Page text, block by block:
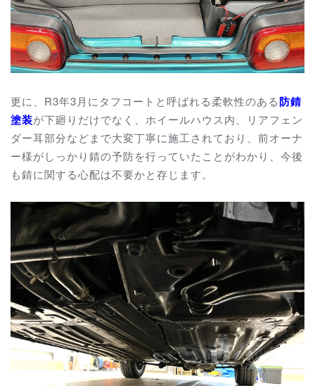
更に、R3年3月にタフコートと呼ばれる柔軟性のある防錆
塗装が下廻りだけでなく、ホイールハウス内、リアフェン
ダー耳部分などまで大変丁寧に施工されており、前オーナ
ー様がしっかり錆の予防を行っていたことがわかり、今後
も錆に関する心配は不要かと存じます。